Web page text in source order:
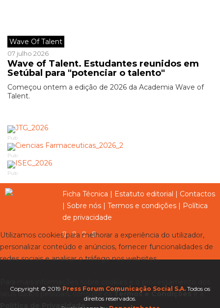
Wave Of Talent
07 julho 2026
Wave of Talent. Estudantes reunidos em
Setúbal para "potenciar o talento"
Começou ontem a edição de 2026 da Academia Wave of
Talent.
Pub
Pub
Pub
Ficha Técnica | Estatuto editorial | Contactos
| Sobre nós | Termos e condições | Política
de privacidade
Copyright © 2019 Press Forum Comunicação Social S.A. Todos os
direitos reservados.
Utilizamos cookies para melhorar a experiência do utilizador,
personalizar conteúdo e anúncios, fornecer funcionalidades de
redes sociais e analisar o tráfego nos websites.
seus dados pessoais, consulte osTermos e Condiçõese a
Política de Privacidade.